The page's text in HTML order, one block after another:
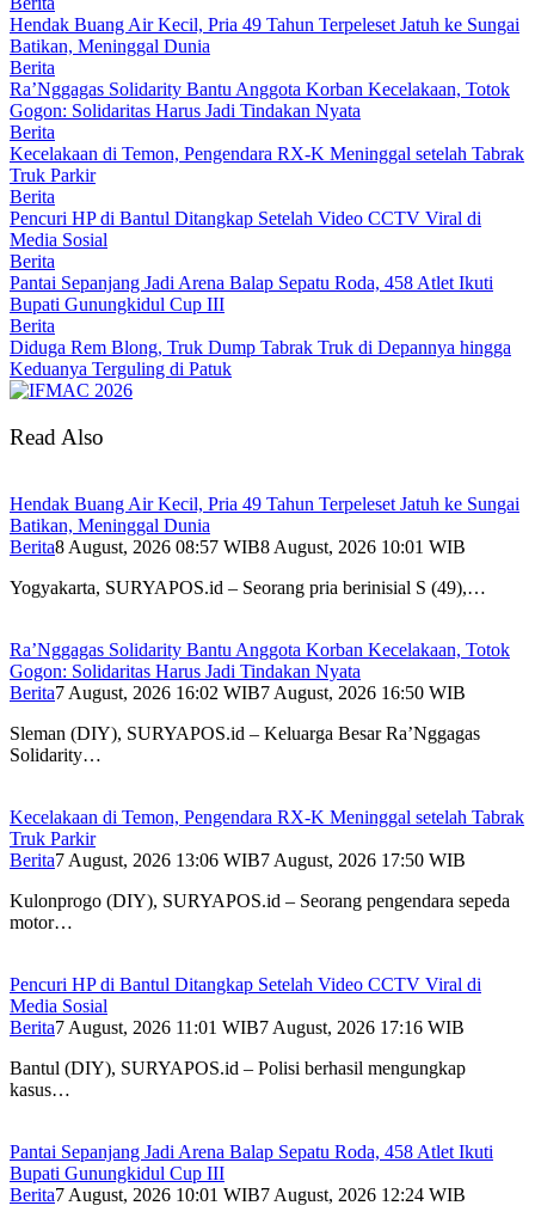
Hendak Buang Air Kecil, Pria 49 Tahun Terpeleset Jatuh ke Sungai
Batikan, Meninggal Dunia
Berita
Ra’Nggagas Solidarity Bantu Anggota Korban Kecelakaan, Totok
Gogon: Solidaritas Harus Jadi Tindakan Nyata
Berita
Kecelakaan di Temon, Pengendara RX-K Meninggal setelah Tabrak
Truk Parkir
Berita
Pencuri HP di Bantul Ditangkap Setelah Video CCTV Viral di
Media Sosial
Berita
Pantai Sepanjang Jadi Arena Balap Sepatu Roda, 458 Atlet Ikuti
Bupati Gunungkidul Cup III
Berita
Diduga Rem Blong, Truk Dump Tabrak Truk di Depannya hingga
Keduanya Terguling di Patuk
Read Also
Hendak Buang Air Kecil, Pria 49 Tahun Terpeleset Jatuh ke Sungai
Batikan, Meninggal Dunia
Berita8 August, 2026 08:57 WIB8 August, 2026 10:01 WIB
Yogyakarta, SURYAPOS.id – Seorang pria berinisial S (49),…
Ra’Nggagas Solidarity Bantu Anggota Korban Kecelakaan, Totok
Gogon: Solidaritas Harus Jadi Tindakan Nyata
Berita7 August, 2026 16:02 WIB7 August, 2026 16:50 WIB
Sleman (DIY), SURYAPOS.id – Keluarga Besar Ra’Nggagas
Solidarity…
Kecelakaan di Temon, Pengendara RX-K Meninggal setelah Tabrak
Truk Parkir
Berita7 August, 2026 13:06 WIB7 August, 2026 17:50 WIB
Kulonprogo (DIY), SURYAPOS.id – Seorang pengendara sepeda
motor…
Pencuri HP di Bantul Ditangkap Setelah Video CCTV Viral di
Media Sosial
Berita7 August, 2026 11:01 WIB7 August, 2026 17:16 WIB
Bantul (DIY), SURYAPOS.id – Polisi berhasil mengungkap
kasus…
Pantai Sepanjang Jadi Arena Balap Sepatu Roda, 458 Atlet Ikuti
Bupati Gunungkidul Cup III
Berita7 August, 2026 10:01 WIB7 August, 2026 12:24 WIB